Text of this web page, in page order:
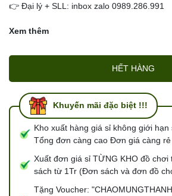
👉 Đại lý + SLL: inbox zalo 0989.286.991
Xem thêm
HẾT HÀNG
Khuyến mãi đặc biệt !!!
Kho xuất hàng giá sỉ không giới
Tổng đơn càng cao Đơn giá càng rẻ
Xuất đơn giá sỉ TỪNG KHO đồ chơi
sách từ 1Tr (Đơn sách và đơn đồ
Tặng Voucher: